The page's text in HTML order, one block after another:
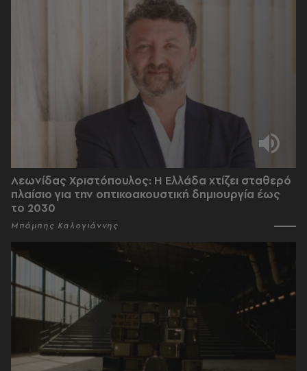
Λεωνίδας Χριστόπουλος: Η Ελλάδα χτίζει σταθερό
πλαίσιο για την οπτικοακουστική δημιουργία έως
το 2030
Μπάμπης Καλογιάννης